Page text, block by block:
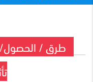
طرق / الحصول/